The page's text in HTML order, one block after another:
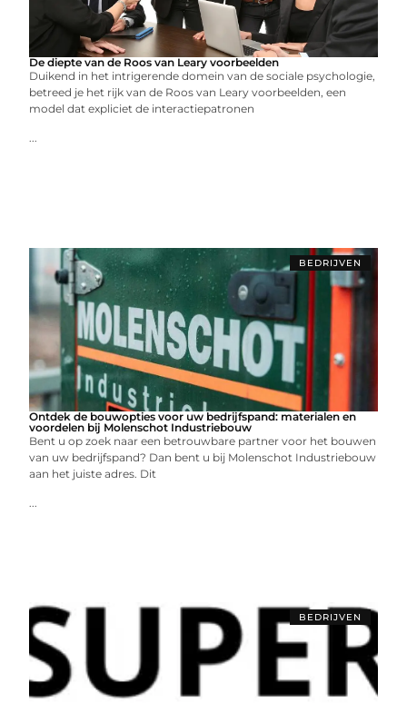
De diepte van de Roos van Leary voorbeelden
Duikend in het intrigerende domein van de sociale psychologie,
betreed je het rijk van de Roos van Leary voorbeelden, een
model dat expliciet de interactiepatronen
...
BEDRIJVEN
Ontdek de bouwopties voor uw bedrijfspand: materialen en
voordelen bij Molenschot Industriebouw
Bent u op zoek naar een betrouwbare partner voor het bouwen
van uw bedrijfspand? Dan bent u bij Molenschot Industriebouw
aan het juiste adres. Dit
...
BEDRIJVEN